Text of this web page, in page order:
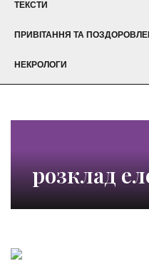
ТЕКСТИ
ПРИВІТАННЯ ТА
НЕКРОЛОГИ
розклад